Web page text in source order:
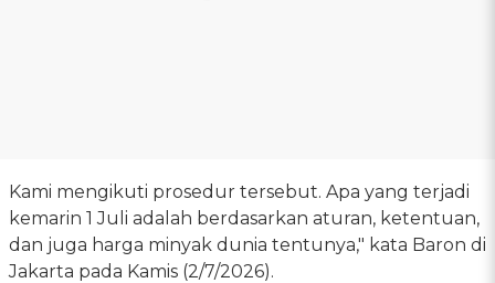
Kami mengikuti prosedur tersebut. Apa yang terjadi
kemarin 1 Juli adalah berdasarkan aturan, ketentuan,
dan juga harga minyak dunia tentunya," kata Baron di
Jakarta pada Kamis (2/7/2026).